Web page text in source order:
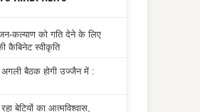
कल्याण को गति देने के लिए
कैबिनेट स्वीकृति
अगली बैठक होगी उज्जैन में :
बेटियों का आत्मविश्वास,